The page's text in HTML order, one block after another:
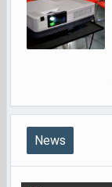
News